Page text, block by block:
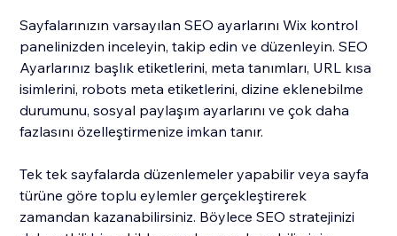
Sayfalarınızın varsayılan SEO ayarlarını Wix kontrol
panelinizden inceleyin, takip edin ve düzenleyin. SEO
Ayarlarınız başlık etiketlerini, meta tanımları, URL kısa
isimlerini, robots meta etiketlerini, dizine eklenebilme
durumunu, sosyal paylaşım ayarlarını ve çok daha
fazlasını özelleştirmenize imkan tanır.
Tek tek sayfalarda düzenlemeler yapabilir veya sayfa
türüne göre toplu eylemler gerçekleştirerek
zamandan kazanabilirsiniz. Böylece SEO stratejinizi